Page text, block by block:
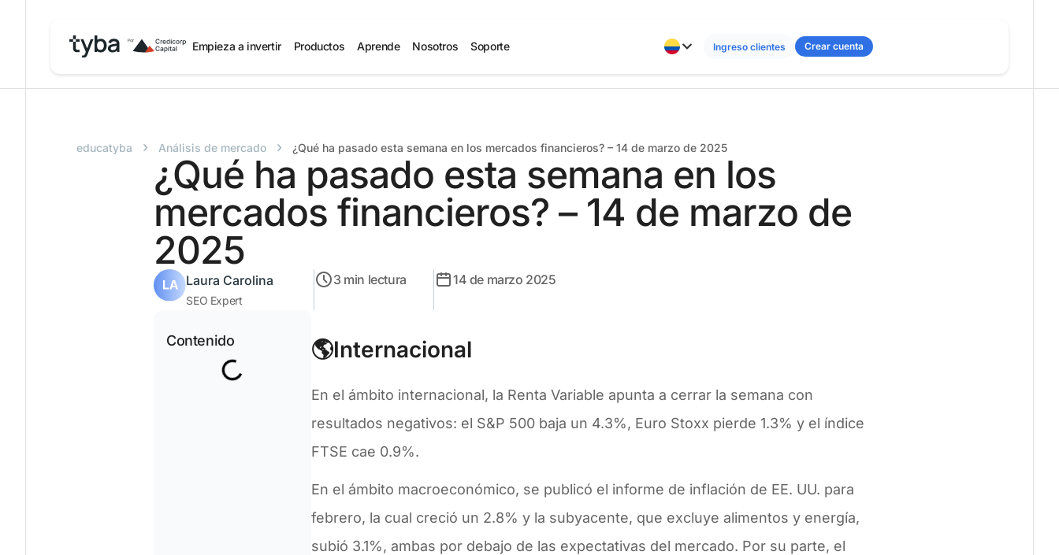
Empieza a invertir Productos Aprende Nosotros Soporte Ingreso clientes Crear cuenta
educatyba › Análisis de mercado › ¿Qué ha pasado esta semana en los mercados financieros? – 14 de marzo de 2025
¿Qué ha pasado esta semana en los
mercados financieros? – 14 de marzo de
2025
Laura Carolina
SEO Expert
3 min lectura 14 de marzo 2025
Contenido 🌎Internacional
En el ámbito internacional, la Renta Variable apunta a cerrar la semana con
resultados negativos: el S&P 500 baja un 4.3%, Euro Stoxx pierde 1.3% y el índice
FTSE cae 0.9%.
En el ámbito macroeconómico, se publicó el informe de inflación de EE. UU. para
febrero, la cual creció un 2.8% y la subyacente, que excluye alimentos y energía,
subió 3.1%, ambas por debajo de las expectativas del mercado. Por su parte, el